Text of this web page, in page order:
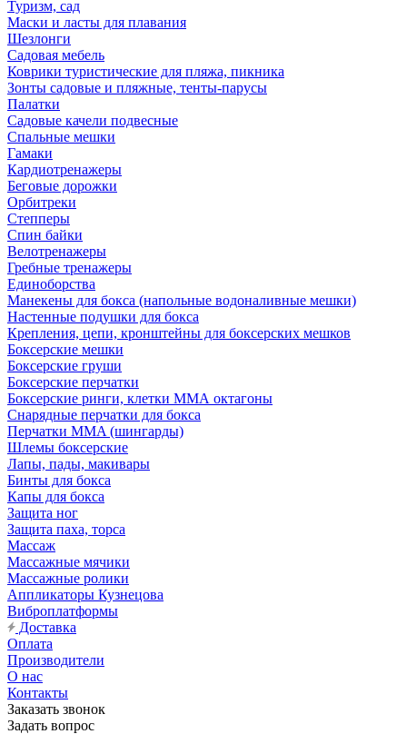
Туризм, сад
Маски и ласты для плавания
Шезлонги
Садовая мебель
Коврики туристические для пляжа, пикника
Зонты садовые и пляжные, тенты-парусы
Палатки
Садовые качели подвесные
Спальные мешки
Гамаки
Кардиотренажеры
Беговые дорожки
Орбитреки
Степперы
Спин байки
Велотренажеры
Гребные тренажеры
Единоборства
Манекены для бокса (напольные водоналивные мешки)
Настенные подушки для бокса
Крепления, цепи, кронштейны для боксерских мешков
Боксерские мешки
Боксерские груши
Боксерские перчатки
Боксерские ринги, клетки ММА октагоны
Снарядные перчатки для бокса
Перчатки MMA (шингарды)
Шлемы боксерские
Лапы, пады, макивары
Бинты для бокса
Капы для бокса
Защита ног
Защита паха, торса
Массаж
Массажные мячики
Массажные ролики
Аппликаторы Кузнецова
Виброплатформы
Доставка
Оплата
Производители
О нас
Контакты
Заказать звонок
Задать вопрос